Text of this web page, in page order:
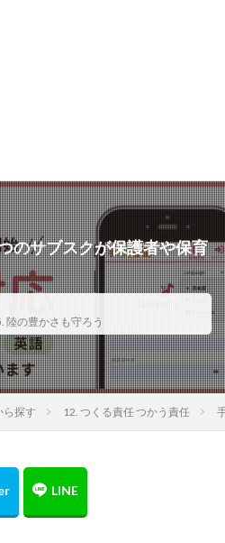
のサブスクが保護者や保育
陸の豊かさも守ろう
ら探す 12. つくる責任 つかう責任